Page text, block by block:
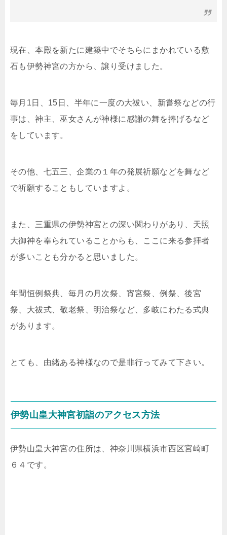
現在、本殿を新たに建築中でそちらにまかれている敷
石も伊勢神宮の方から、譲り受けました。
毎月1日、15日、半年に一度の大祓い、新嘗祭などの行
事は、神主、巫女さんが神様に感謝の舞を捧げるなど
をしています。
その他、七五三、企業の１年の発展祈願などを舞など
で祈願することもしていますよ。
また、三重県の伊勢神宮との深い関わりがあり、天照
大御神を奉られていることからも、ここに来る参拝者
が多いことも分かると思いました。
年間恒例祭典、毎月の月次祭、宵宮祭、例祭、後宮
祭、大祓式、敬老祭、明治祭など、多岐にわたる式典
があります。
とても、由緒ある神様なので是非行ってみて下さい。
伊勢山皇大神宮初詣のアクセス方法
伊勢山皇大神宮の住所は、神奈川県横浜市西区宮崎町
６４です。